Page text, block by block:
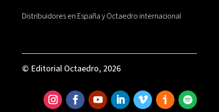
Distribuidores en España y Octaedro internacional
© Editorial Octaedro, 2026